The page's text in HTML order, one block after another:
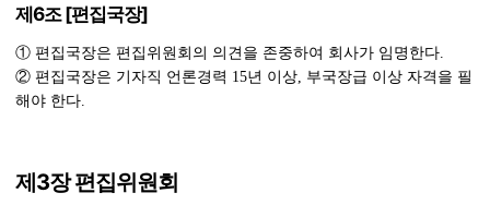
제6조 [편집국장]
① 편집국장은 편집위원회의 의견을 존중하여 회사가 임명한다.
② 편집국장은 기자직 언론경력 15년 이상, 부국장급 이상 자격을 필
제3장 편집위원회